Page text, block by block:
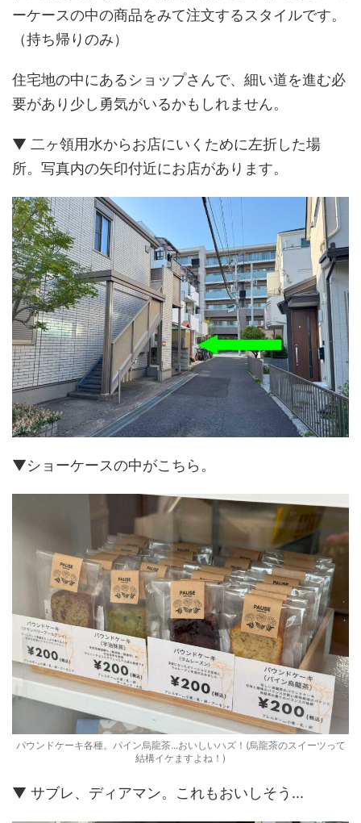
ーケースの中の商品をみて注文するスタイルです。
（持ち帰りのみ）
住宅地の中にあるショップさんで、細い道を進む必
要があり少し勇気がいるかもしれません。
▼ 二ヶ領用水からお店にいくために左折した場
所。写真内の矢印付近にお店があります。
▼ショーケースの中がこちら。
パウンドケーキ各種。パイン烏龍茶...おいしいハズ！(烏龍茶のスイーツって
結構イケますよね！)
▼ サブレ、ディアマン。これもおいしそう...